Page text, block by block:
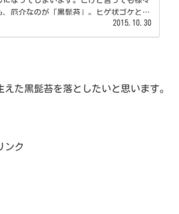
厄介なのが「黒髭苔」。ヒゲ状ゴケと呼
2015.10.30
た黒髭苔を落としたいと思います。
ンク